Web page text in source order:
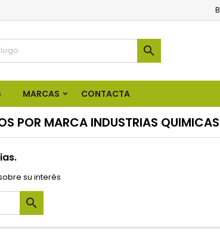

MARCAS CONTACTA
POR MARCA INDUSTRIAS
su interés
